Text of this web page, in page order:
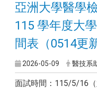
亞洲⼤學醫學
115 學年度⼤
間表（0514更
2026-05-09 醫技系
面試時間：115/5/16